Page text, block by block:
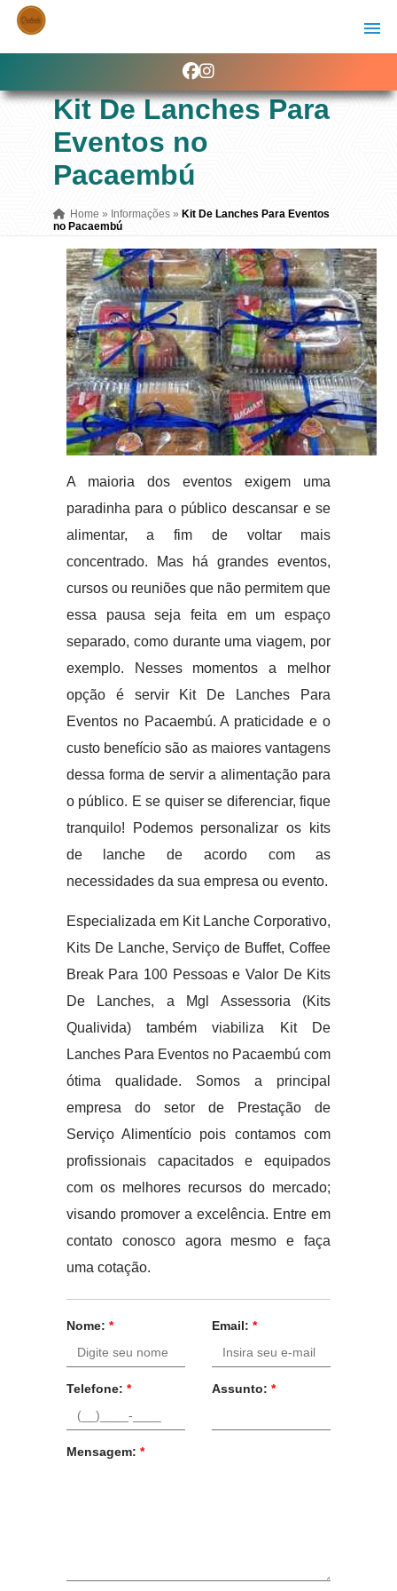
Kit De Lanches Para
Eventos no
Pacaembú
Home » Informações » Kit De Lanches Para Eventos
no Pacaembú
A maioria dos eventos exigem uma
paradinha para o público descansar e se
alimentar, a fim de voltar mais
concentrado. Mas há grandes eventos,
cursos ou reuniões que não permitem que
essa pausa seja feita em um espaço
separado, como durante uma viagem, por
exemplo. Nesses momentos a melhor
opção é servir Kit De Lanches Para
Eventos no Pacaembú. A praticidade e o
custo benefício são as maiores vantagens
dessa forma de servir a alimentação para
o público. E se quiser se diferenciar, fique
tranquilo! Podemos personalizar os kits
de lanche de acordo com as
necessidades da sua empresa ou evento.
Especializada em Kit Lanche Corporativo,
Kits De Lanche, Serviço de Buffet, Coffee
Break Para 100 Pessoas e Valor De Kits
De Lanches, a Mgl Assessoria (Kits
Qualivida) também viabiliza Kit De
Lanches Para Eventos no Pacaembú com
ótima qualidade. Somos a principal
empresa do setor de Prestação de
Serviço Alimentício pois contamos com
profissionais capacitados e equipados
com os melhores recursos do mercado;
visando promover a excelência. Entre em
contato conosco agora mesmo e faça
uma cotação.
Nome: * Email: *
Telefone: * Assunto: *
Mensagem: *